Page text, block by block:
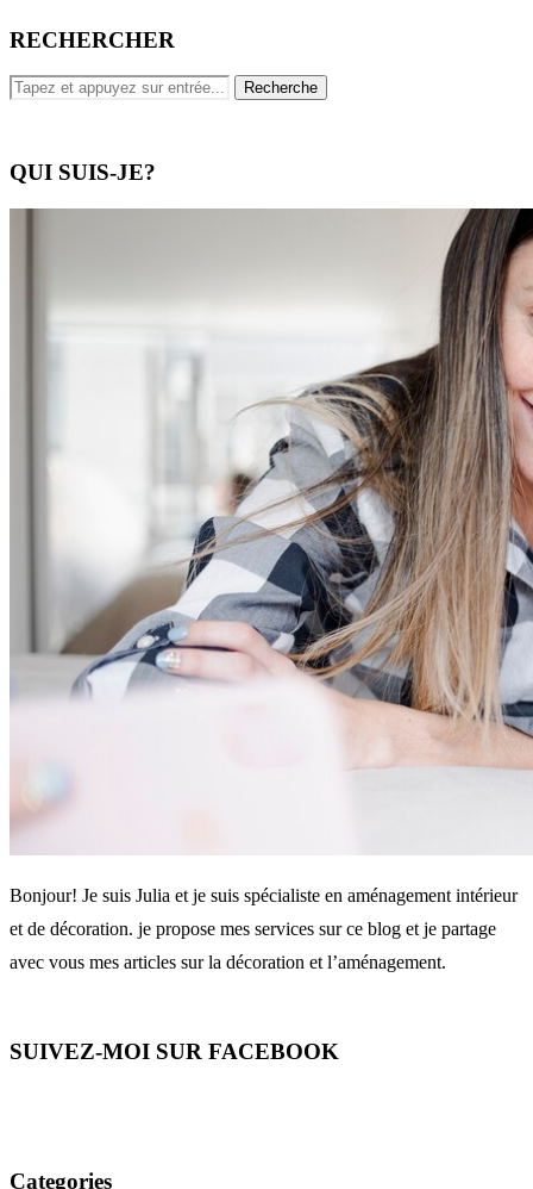
RECHERCHER
QUI SUIS-JE?
Bonjour! Je suis Julia et je suis spécialiste en aménagement intérieur
et de décoration. je propose mes services sur ce blog et je partage
avec vous mes articles sur la décoration et l’aménagement.
SUIVEZ-MOI SUR FACEBOOK
Categories